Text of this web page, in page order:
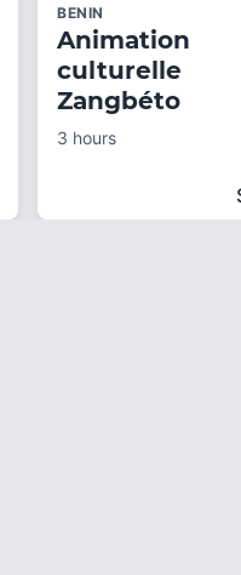
BENIN
Animation
culturelle
Zangbéto
3 hours